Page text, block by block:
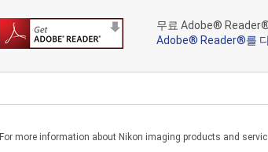
a) 사용자 소유의 컴퓨터 한 대(1)에 소프트웨어를 복
무료 Adobe®
Adobe® Reader®를
For more information about Nikon imaging products and